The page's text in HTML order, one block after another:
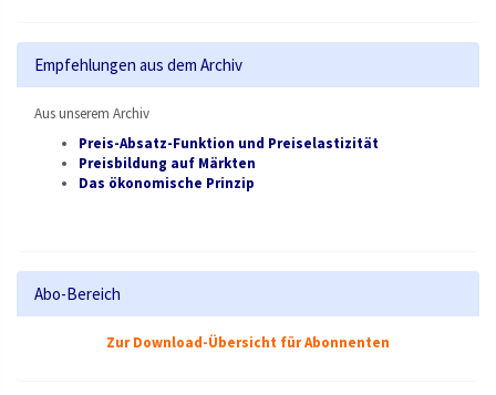
Empfehlungen aus dem Archiv
Aus unserem Archiv
Preis-Absatz-Funktion und Preiselastizität
Preisbildung auf Märkten
Das ökonomische Prinzip
Abo-Bereich
Zur Download-Übersicht für Abonnenten